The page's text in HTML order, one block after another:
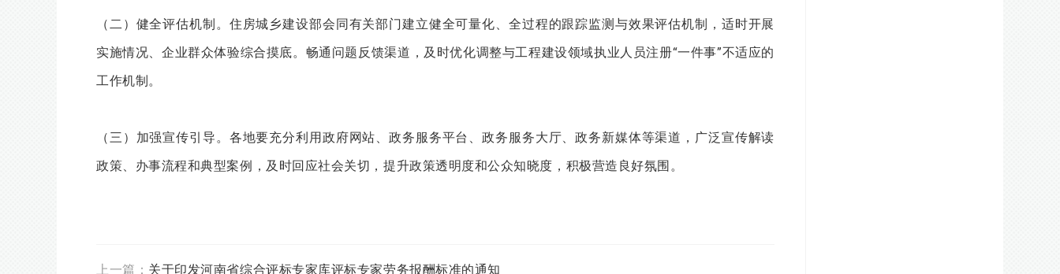
（二）健全评估机制。住房城乡建设部会同有关部门建立健全可量化、全过程的跟踪监测与效果评估机制，适时开展
实施情况、企业群众体验综合摸底。畅通问题反馈渠道，及时优化调整与工程建设领域执业人员注册“一件事”不适应的
工作机制。
（三）加强宣传引导。各地要充分利用政府网站、政务服务平台、政务服务大厅、政务新媒体等渠道，广泛宣传解读
政策、办事流程和典型案例，及时回应社会关切，提升政策透明度和公众知晓度，积极营造良好氛围。
上一篇： 关于印发河南省综合评标专家库评标专家劳务报酬标准的通知